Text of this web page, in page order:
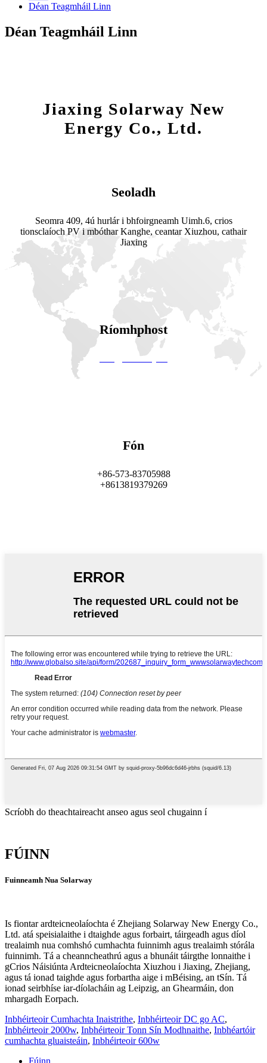
Déan Teagmháil Linn
Déan Teagmháil Linn
Jiaxing Solarway New
Energy Co., Ltd.
Seoladh
Seomra 409, 4ú hurlár i bhfoirgneamh Uimh.6, crios
tionsclaíoch PV i mbóthar Kanghe, ceantar Xiuzhou, cathair
Jiaxing
Ríomhphost
info@solarway.cc
Fón
+86-573-83705988
+8613819379269
Scríobh do theachtaireacht anseo agus seol chugainn í
FÚINN
Fuinneamh Nua Solarway
Is fiontar ardteicneolaíochta é Zhejiang Solarway New Energy Co.,
Ltd. atá speisialaithe i dtaighde agus forbairt, táirgeadh agus díol
trealaimh nua comhshó cumhachta fuinnimh agus trealaimh stórála
fuinnimh. Tá a cheanncheathrú agus a bhunáit táirgthe lonnaithe i
gCrios Náisiúnta Ardteicneolaíochta Xiuzhou i Jiaxing, Zhejiang,
agus tá ionad taighde agus forbartha aige i mBéising, an tSín. Tá
ionad seirbhíse iar-díolacháin ag Leipzig, an Ghearmáin, don
mhargadh Eorpach.
Inbhéirteoir Cumhachta Inaistrithe, Inbhéirteoir DC go AC,
Inbhéirteoir 2000w, Inbhéirteoir Tonn Sín Modhnaithe, Inbhéartóir
cumhachta gluaisteáin, Inbhéirteoir 600w
Fúinn